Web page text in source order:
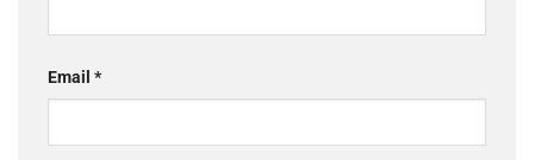
Email *